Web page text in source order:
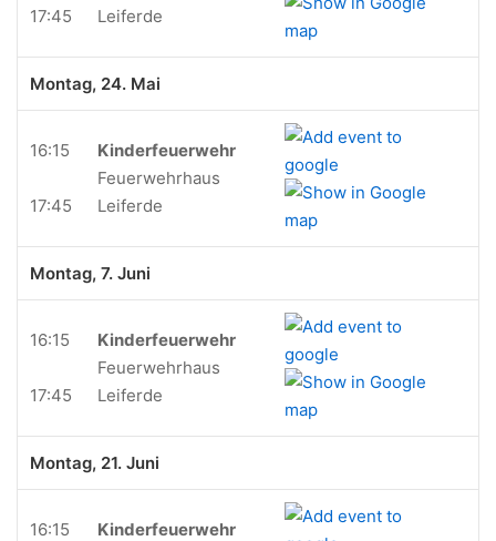
17:45
Leiferde
Montag, 24. Mai
16:15
17:45
Kinderfeuerwehr
Feuerwehrhaus
Leiferde
Montag, 7. Juni
16:15
17:45
Kinderfeuerwehr
Feuerwehrhaus
Leiferde
Montag, 21. Juni
16:15
Kinderfeuerwehr